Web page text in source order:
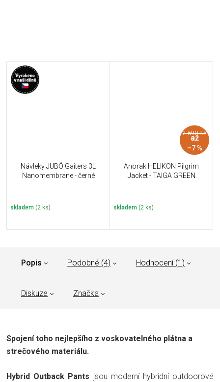
Návleky JUBÖ Gaiters 3L
Nanomembrane - černé
skladem (2 ks)
2 690 Kč
až
–7 %
Anorak HELIKON Pilgrim
Jacket - TAIGA GREEN
skladem (2 ks)
Popis Podobné (4) Hodnocení (1)
Diskuze Značka
Spojení toho nejlepšího z voskovatelného plátna a
strečového materiálu.
Hybrid Outback Pants jsou moderní hybridní outdoorové